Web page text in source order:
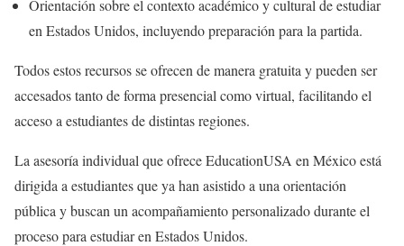
Orientación sobre el contexto académico y cultural de estudiar
en Estados Unidos, incluyendo preparación para la partida.
Todos estos recursos se ofrecen de manera gratuita y pueden ser
accesados tanto de forma presencial como virtual, facilitando el
acceso a estudiantes de distintas regiones.
La asesoría individual que ofrece EducationUSA en México está
dirigida a estudiantes que ya han asistido a una orientación
pública y buscan un acompañamiento personalizado durante el
proceso para estudiar en Estados Unidos.